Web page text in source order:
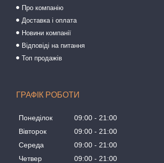
Про компанію
Доставка і оплата
Новини компанії
Відповіді на питання
Топ продажів
ГРАФІК РОБОТИ
Понеділок 09:00
21:00
Вівторок
09:00
21:00
Середа
09:00
21:00
Четвер
09:00
21:00